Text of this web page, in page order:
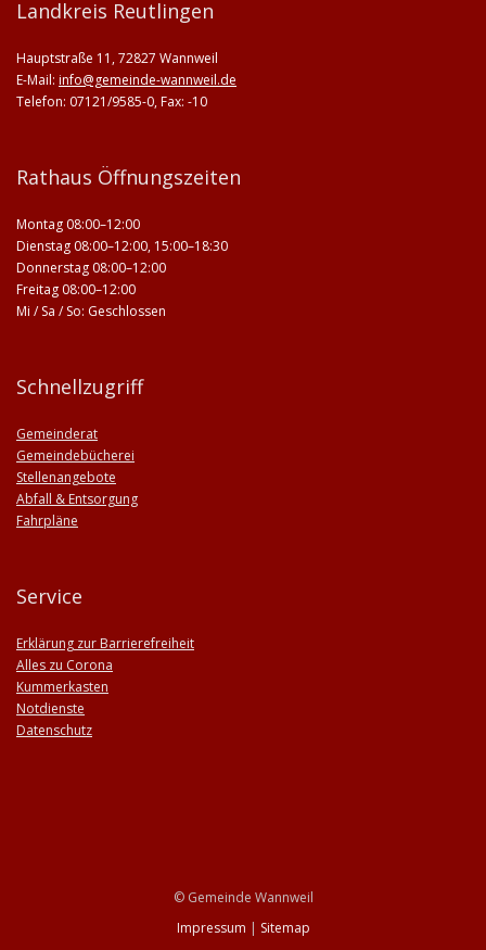
Landkreis Reutlingen
Hauptstraße 11, 72827 Wannweil
E-Mail: info@gemeinde-wannweil.de
Telefon: 07121/9585-0, Fax: -10
Rathaus Öffnungszeiten
Montag 08:00–12:00
Dienstag 08:00–12:00, 15:00–18:30
Donnerstag 08:00–12:00
Freitag 08:00–12:00
Mi / Sa / So: Geschlossen
Schnellzugriff
Gemeinderat
Gemeindebücherei
Stellenangebote
Abfall & Entsorgung
Fahrpläne
Service
Erklärung zur Barrierefreiheit
Alles zu Corona
Kummerkasten
Notdienste
Datenschutz
© Gemeinde Wannweil
Impressum | Sitemap